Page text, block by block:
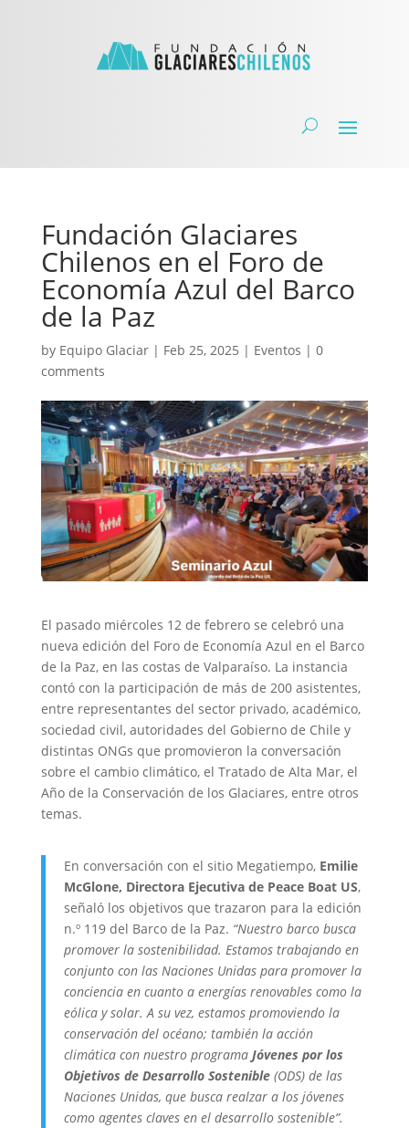
Fundación Glaciares
Chilenos en el Foro de
Economía Azul del Barco
de la Paz
by Equipo Glaciar| Feb 25, 2025 | Eventos | 0
comments
El pasado miércoles 12 de febrero se celebró una
nueva edición del Foro de Economía Azul en el Barco
de la Paz, en las costas de Valparaíso. La instancia
contó con la participación de más de 200 asistentes,
entre representantes del sector privado, académico,
sociedad civil, autoridades del Gobierno de Chile y
distintas ONGs que promovieron la conversación
sobre el cambio climático, el Tratado de Alta Mar, el
Año de la Conservación de los Glaciares, entre otros
temas.
En conversación con el sitio Megatiempo, Emilie
McGlone, Directora Ejecutiva de Peace Boat US,
señaló los objetivos que trazaron para la edición
n.º 119 del Barco de la Paz. “Nuestro barco busca
promover la sostenibilidad. Estamos trabajando en
conjunto con las Naciones Unidas para promover la
conciencia en cuanto a energías renovables como la
eólica y solar. A su vez, estamos promoviendo la
conservación del océano; también la acción
climática con nuestro programa Jóvenes por los
Objetivos de Desarrollo Sostenible(ODS) de las
Naciones Unidas, que busca realzar a los jóvenes
como agentes claves en el desarrollo sostenible”.